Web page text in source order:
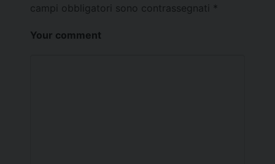
campi obbligatori sono contrassegnati *
Your comment